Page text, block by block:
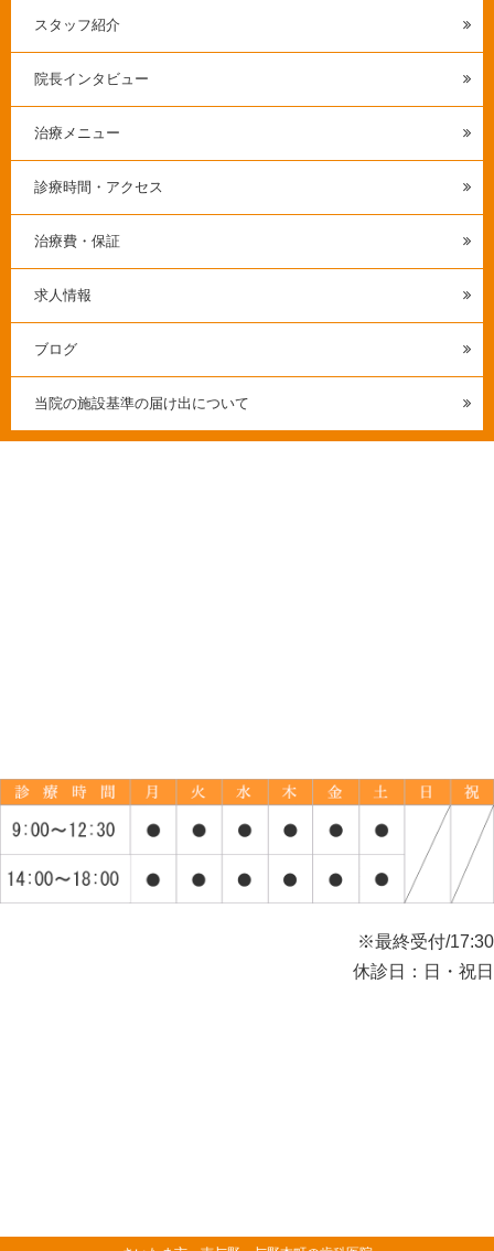
スタッフ紹介
院長インタビュー
治療メニュー
診療時間・アクセス
治療費・保証
求人情報
ブログ
当院の施設基準の届け出について
※最終受付/17:30
休診日：日・祝日